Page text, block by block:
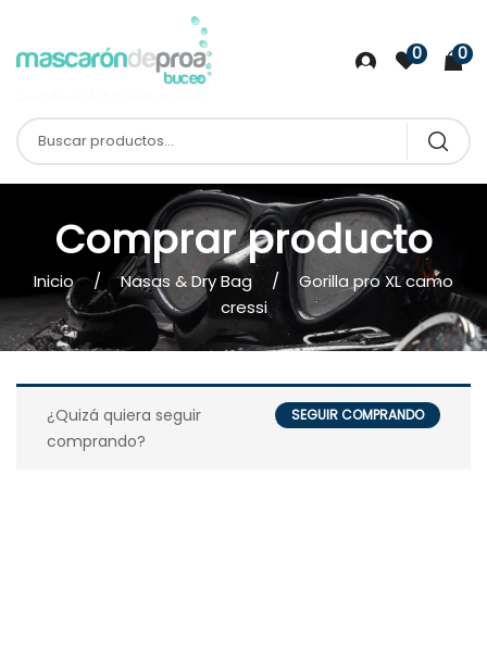
0 0
Comprar producto
Inicio Nasas & Dry Bag
Gorilla pro XL camo
cressi
SEGUIR COMPRANDO
¿Quizá quiera seguir
comprando?